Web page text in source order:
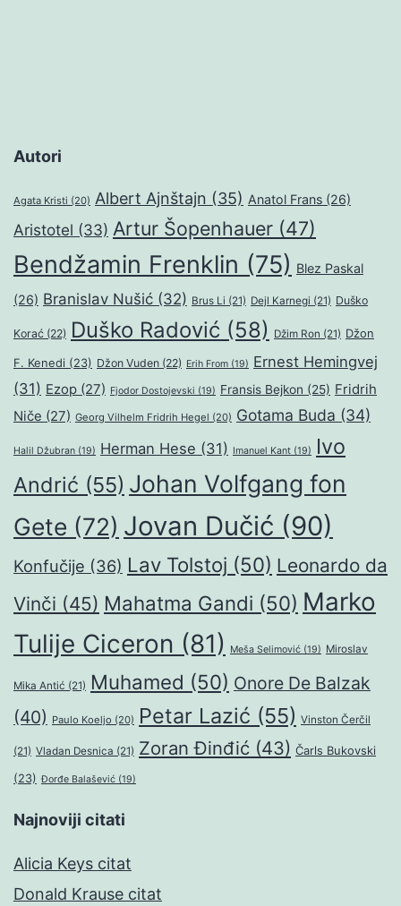
Autori
Agata Kristi (20) Albert Ajnštajn (35) Anatol Frans (26)
Aristotel (33) Artur Šopenhauer (47)
Bendžamin Frenklin (75) Blez Paskal
(26) Branislav Nušić (32) Brus Li (21) Dejl Karnegi (21) Duško
Korać (22) Duško Radović (58) Džim Ron (21) Džon
F. Kenedi (23) Džon Vuden (22) Erih From (19) Ernest Hemingvej
(31) Ezop (27) Fjodor Dostojevski (19) Fransis Bejkon (25) Fridrih
Niče (27) Georg Vilhelm Fridrih Hegel (20) Gotama Buda (34)
Halil Džubran (19) Herman Hese (31) Imanuel Kant (19)
Ivo
Andrić (55) Johan Volfgang fon
Gete (72) Jovan Dučić (90)
Konfučije (36) Lav Tolstoj (50) Leonardo da
Vinči (45) Mahatma Gandi (50) Marko
Tulije Ciceron (81) Meša Selimović (19) Miroslav
Mika Antić (21) Muhamed (50) Onore De Balzak
(40) Paulo Koeljo (20) Petar Lazić (55) Vinston Čerčil
(21) Vladan Desnica (21) Zoran Đinđić (43) Čarls Bukovski
(23) Đorđe Balašević (19)
Najnoviji citati
Alicia Keys citat
Donald Krause citat